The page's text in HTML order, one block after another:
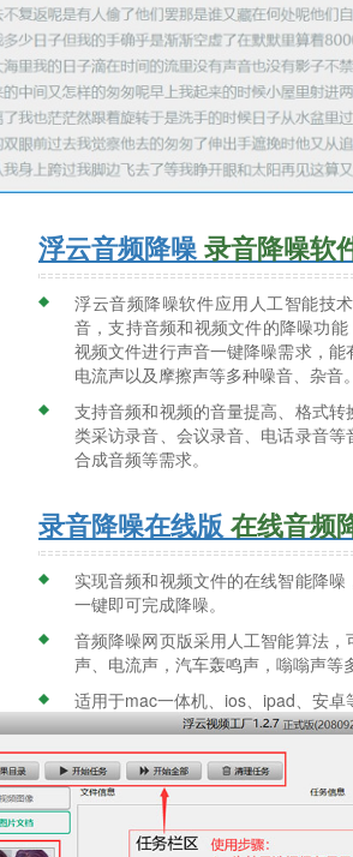
浮云音频降噪录音降噪软
浮云音频降噪软件应用人工智能技
音，支持音频和视频文件的降噪功
视频文件进行声音一键降噪需求，能
电流声以及摩擦声等多种噪音、杂音。
支持音频和视频的音量提高、格式
类采访录音、会议录音、电话录音等
合成音频等需求。
录音降噪在线版 在线音频
实现音频和视频文件的在线智能降
一键即可完成降噪。
音频降噪网页版采用人工智能算法
声、电流声，汽车轰鸣声，嗡嗡声等
适用于mac一体机、ios、ipad、安